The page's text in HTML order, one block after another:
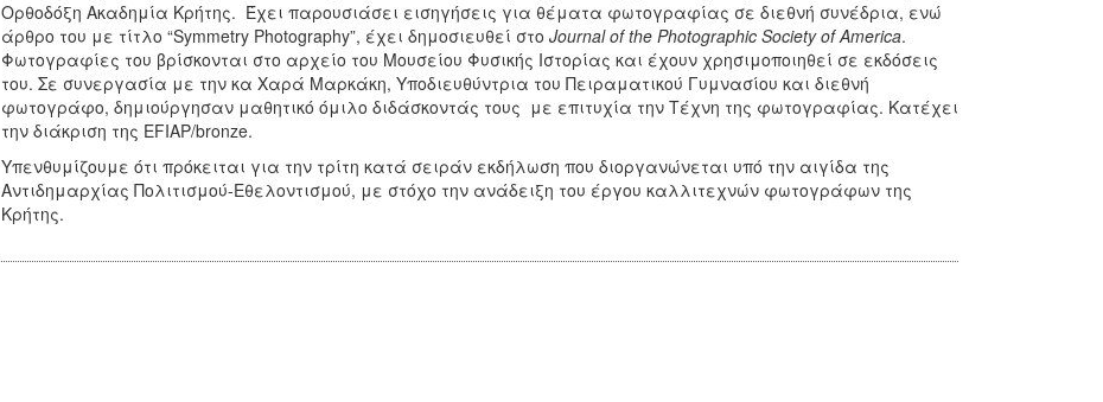
Ορθοδόξη Ακαδημία Κρήτης. Έχει παρουσιάσει εισηγήσεις για θέματα φωτογραφίας σε διεθνή συνέδρια, ενώ
άρθρο του με τίτλο “Symmetry Photography”, έχει δημοσιευθεί στο Journal of the Photographic Society of America.
Φωτογραφίες του βρίσκονται στο αρχείο του Μουσείου Φυσικής Ιστορίας και έχουν χρησιμοποιηθεί σε εκδόσεις
του. Σε συνεργασία με την κα Χαρά Μαρκάκη, Υποδιευθύντρια του Πειραματικού Γυμνασίου και διεθνή
φωτογράφο, δημιούργησαν μαθητικό όμιλο διδάσκοντάς τους με επιτυχία την Τέχνη της φωτογραφίας. Κατέχει
την διάκριση της EFIAP/bronze.
Υπενθυμίζουμε ότι πρόκειται για την τρίτη κατά σειράν εκδήλωση που διοργανώνεται υπό την αιγίδα της
Αντιδημαρχίας Πολιτισμού-Εθελοντισμού, με στόχο την ανάδειξη του έργου καλλιτεχνών φωτογράφων της
Κρήτης.